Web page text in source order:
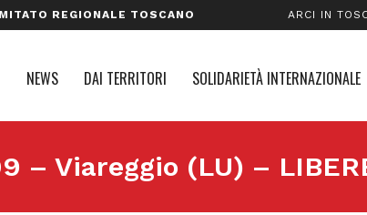
REGIONALE TOSCANO ARCI IN
NEWS DAI TERRITORI SOLIDARIETÀ INTERNAZIONALE
– Viareggio (LU) –